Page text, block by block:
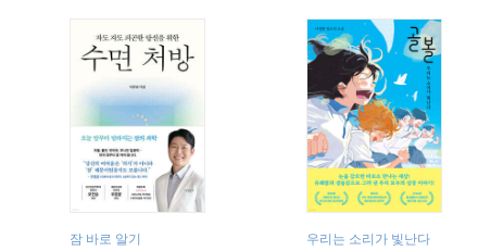
잠 바로 알기 우리는 소리가 빛난다